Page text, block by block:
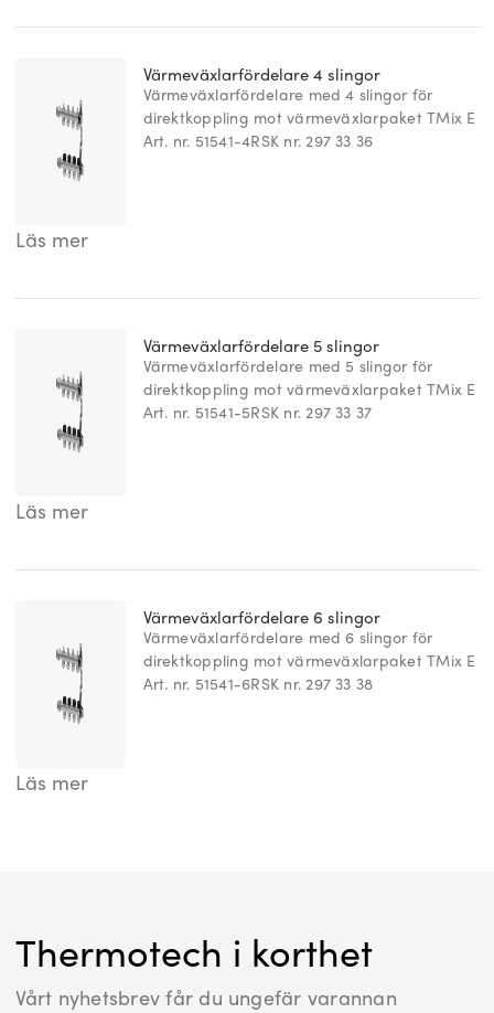
Värmeväxlarfördelare 4 slingor
Värmeväxlarfördelare med 4 slingor för
direktkoppling mot värmeväxlarpaket TMix E
Art. nr. 51541-4RSK nr. 297 33 36
Läs mer
Värmeväxlarfördelare 5 slingor
Värmeväxlarfördelare med 5 slingor för
direktkoppling mot värmeväxlarpaket TMix E
Art. nr. 51541-5RSK nr. 297 33 37
Läs mer
Värmeväxlarfördelare 6 slingor
Värmeväxlarfördelare med 6 slingor för
direktkoppling mot värmeväxlarpaket TMix E
Art. nr. 51541-6RSK nr. 297 33 38
Läs mer
Thermotech i korthet
Vårt nyhetsbrev får du ungefär varannan